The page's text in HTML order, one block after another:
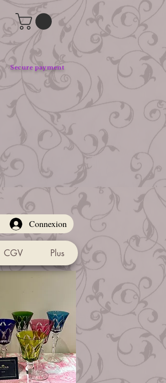
Secure payment
Connexion
CGV Plus